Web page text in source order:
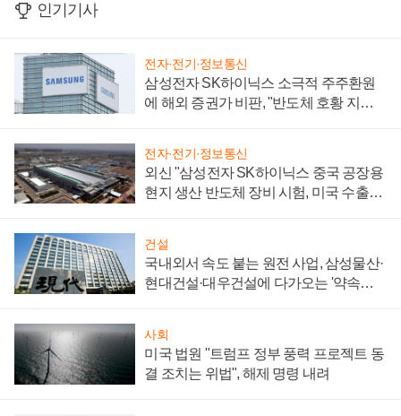
인기기사
전자·전기·정보통신
삼성전자 SK하이닉스 소극적 주주환원
에 해외 증권가 비판, "반도체 호황 지속
전자·전기·정보통신
외신 "삼성전자 SK하이닉스 중국 공장용
현지 생산 반도체 장비 시험, 미국 수출통
건설
국내외서 속도 붙는 원전 사업, 삼성물산·
현대건설·대우건설에 다가오는 '약속의
사회
미국 법원 "트럼프 정부 풍력 프로젝트 동
결 조치는 위법", 해제 명령 내려